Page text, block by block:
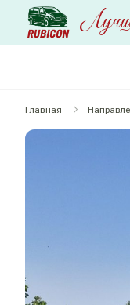
Перейти
Главная